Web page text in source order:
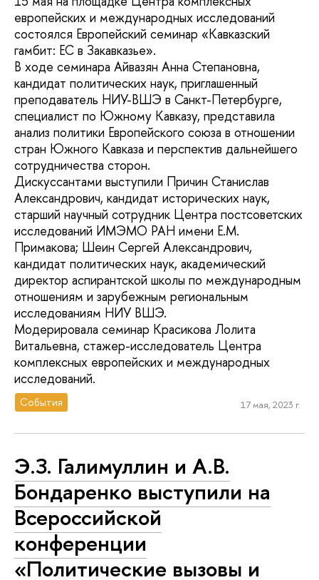
европейских и международных исследований
состоялся Европейский семинар «Кавказский
гамбит: ЕС в Закавказье».
В ходе семинара Айвазян Анна Степановна,
кандидат политических наук, приглашенный
преподаватель НИУ-ВШЭ в Санкт-Петербурге,
специалист по Южному Кавказу, представила
анализ политики Европейского союза в отношении
стран Южного Кавказа и перспектив дальнейшего
сотрудничества сторон.
Дискуссантами выступили Причин Станислав
Александрович, кандидат исторических наук,
старший научный сотрудник Центра постсоветских
исследований ИМЭМО РАН имени Е.М.
Примакова; Шеин Сергей Александрович,
кандидат политических наук, академический
директор аспирантской школы по международным
отношениям и зарубежным региональным
исследованиям НИУ ВШЭ.
Модерировала семинар Красикова Лолита
Витальевна, стажер-исследователь Центра
комплексных европейских и международных
исследований.
События 17 мая, 2023 г.
Э.З. Галимуллин и А.В.
Бондаренко выступили на
Всероссийской
конференции
«Политические вызовы и